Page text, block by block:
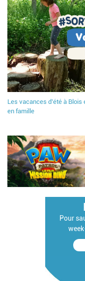
Les vacances d’été à
en famille
Pour